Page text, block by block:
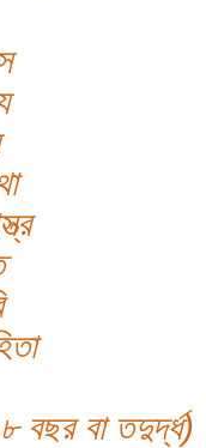
বছর বা তদুর্দ্ধ)